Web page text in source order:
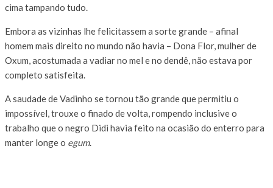
cima tampando tudo.
Embora as vizinhas lhe felicitassem a sorte grande – afinal
homem mais direito no mundo não havia – Dona Flor, mulher de
Oxum, acostumada a vadiar no mel e no dendê, não estava por
completo satisfeita.
A saudade de Vadinho se tornou tão grande que permitiu o
impossível, trouxe o finado de volta, rompendo inclusive o
trabalho que o negro Didi havia feito na ocasião do enterro para
manter longe o egum.